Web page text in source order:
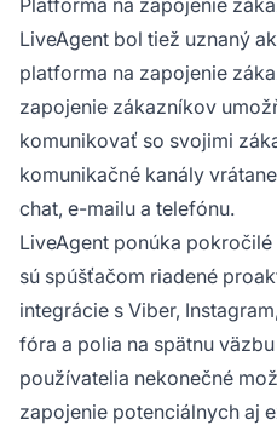
LiveAgent bol tiež uznaný
platforma na zapojenie
zapojenie zákazníkov
komunikovať so svojimi
komunikačné kanály
chat, e-mailu a telefónu.
LiveAgent ponúka
sú spúšťačom riadené
integrácie s Viber,
fóra a polia na spätnu
používatelia nekonečné
zapojenie potenciálnych aj